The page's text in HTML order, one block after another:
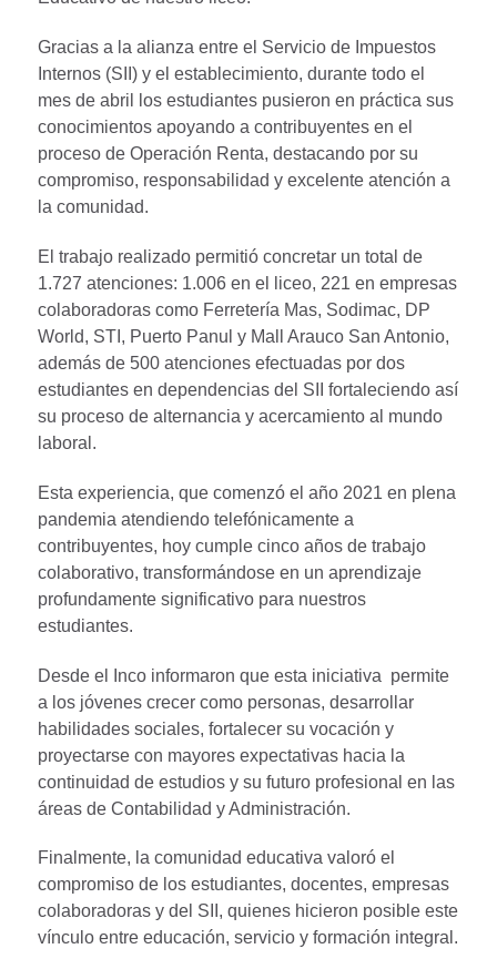
Gracias a la alianza entre el Servicio de Impuestos
Internos (SII) y el establecimiento, durante todo el
mes de abril los estudiantes pusieron en práctica sus
conocimientos apoyando a contribuyentes en el
proceso de Operación Renta, destacando por su
compromiso, responsabilidad y excelente atención a
la comunidad.
El trabajo realizado permitió concretar un total de
1.727 atenciones: 1.006 en el liceo, 221 en empresas
colaboradoras como Ferretería Mas, Sodimac, DP
World, STI, Puerto Panul y Mall Arauco San Antonio,
además de 500 atenciones efectuadas por dos
estudiantes en dependencias del SII fortaleciendo así
su proceso de alternancia y acercamiento al mundo
laboral.
Esta experiencia, que comenzó el año 2021 en plena
pandemia atendiendo telefónicamente a
contribuyentes, hoy cumple cinco años de trabajo
colaborativo, transformándose en un aprendizaje
profundamente significativo para nuestros
estudiantes.
Desde el Inco informaron que esta iniciativa permite
a los jóvenes crecer como personas, desarrollar
habilidades sociales, fortalecer su vocación y
proyectarse con mayores expectativas hacia la
continuidad de estudios y su futuro profesional en las
áreas de Contabilidad y Administración.
Finalmente, la comunidad educativa valoró el
compromiso de los estudiantes, docentes, empresas
colaboradoras y del SII, quienes hicieron posible este
vínculo entre educación, servicio y formación integral.